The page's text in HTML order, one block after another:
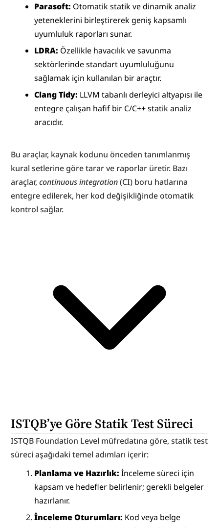
Parasoft: Otomatik statik ve dinamik analiz
yeteneklerini birleştirerek geniş kapsamlı
uyumluluk raporları sunar.
LDRA: Özellikle havacılık ve savunma
sektörlerinde standart uyumluluğunu
sağlamak için kullanılan bir araçtır.
Clang Tidy: LLVM tabanlı derleyici altyapısı ile
entegre çalışan hafif bir C/C++ statik analiz
aracıdır.
Bu araçlar, kaynak kodunu önceden tanımlanmış
kural setlerine göre tarar ve raporlar üretir. Bazı
araçlar, continuous integration (CI) boru hatlarına
entegre edilerek, her kod değişikliğinde otomatik
kontrol sağlar.
ISTQB’ye Göre Statik Test Süreci
ISTQB Foundation Level müfredatına göre, statik test
süreci aşağıdaki temel adımları içerir:
Planlama ve Hazırlık: İnceleme süreci için
kapsam ve hedefler belirlenir; gerekli belgeler
hazırlanır.
İnceleme Oturumları: Kod veya belge